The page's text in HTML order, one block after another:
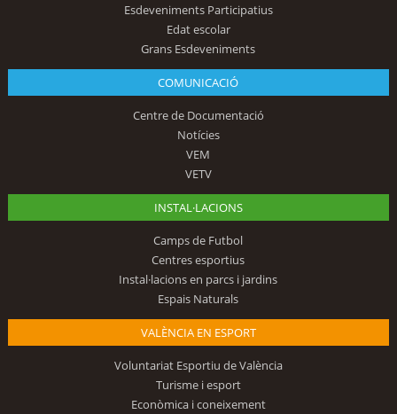
Esdeveniments Participatius
Edat escolar
Grans Esdeveniments
COMUNICACIÓ
Centre de Documentació
Notícies
VEM
VETV
INSTAL·LACIONS
Camps de Futbol
Centres esportius
Instal·lacions en parcs i jardins
Espais Naturals
VALÈNCIA EN ESPORT
Voluntariat Esportiu de València
Turisme i esport
Econòmica i coneixement